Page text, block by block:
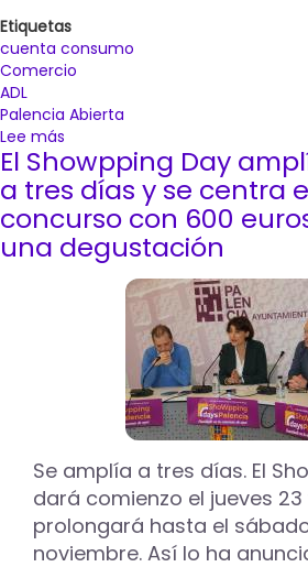
y
La
Puebla
Etiquetas
cuenta consumo
Comercio
ADL
Palencia Abierta
Lee más
Las
recargas
de
la
Cuenta
Consumo
de
abril
El Showpping Day
a tres días y se centra
concurso con 600
una degustación
Se amplía a tres días. El
dará comienzo el jueves 23
prolongará hasta el
noviembre. Así lo ha